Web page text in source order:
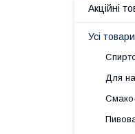
Акційні
Усі товари
Для